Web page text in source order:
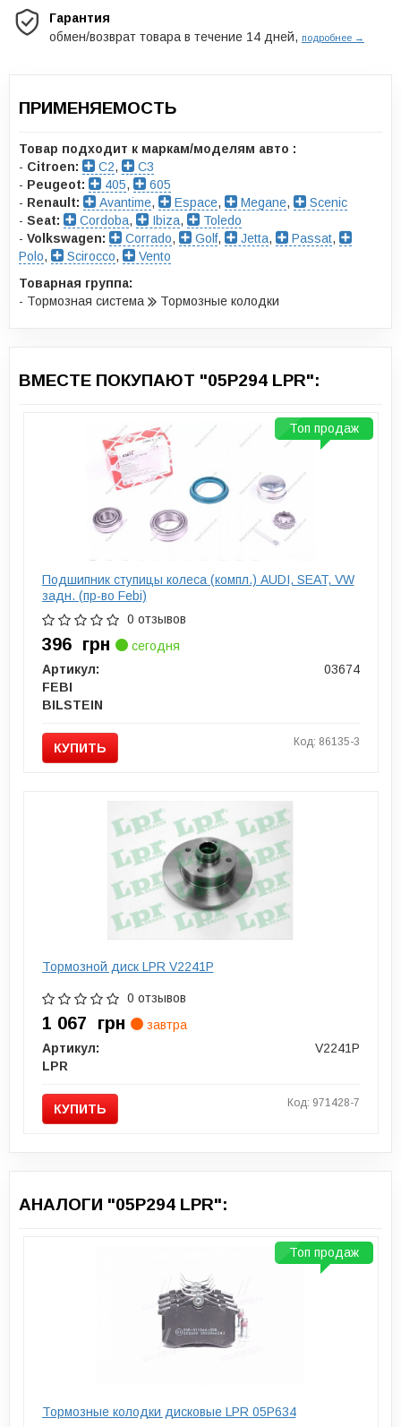
Гарантия
обмен/возврат товара в течение 14 дней, подробнее →
ПРИМЕНЯЕМОСТЬ
Товар подходит к маркам/моделям авто :
- Citroen: C2,
C3
- Peugeot: 405,
605
- Renault: Avantime, Espace, Megane,
Scenic
- Seat: Cordoba, Ibiza,
Toledo
- Volkswagen: Corrado, Golf, Jetta, Passat,
Polo, Scirocco,
Vento
Товарная группа:
- Тормозная система
Тормозные колодки
ВМЕСТЕ ПОКУПАЮТ "05P294 LPR":
Подшипник ступицы колеса (компл.) AUDI, SEAT, VW
задн. (пр-во Febi)
0 отзывов
396 грн
сегодня
Артикул:
03674
FEBI
BILSTEIN
КУПИТЬ Код: 86135-3
Топ продаж
Тормозной диск LPR V2241P
0 отзывов
1 067 грн
завтра
Артикул:
V2241P
LPR
КУПИТЬ Код: 971428-7
АНАЛОГИ "05P294 LPR":
Тормозные колодки дисковые LPR 05P634
Топ продаж